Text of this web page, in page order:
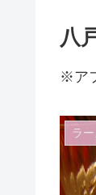
八
※ア
ラ